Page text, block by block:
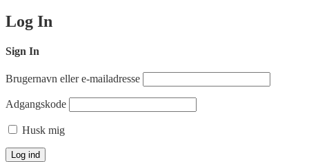
Log In
Sign In
Brugernavn eller e-mailadresse
Adgangskode
Husk mig